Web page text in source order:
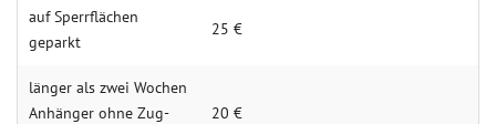
auf Sperr­­flächen
geparkt
25 €
länger als zwei Wochen
An­­hänger ohne Zug­­
20 €